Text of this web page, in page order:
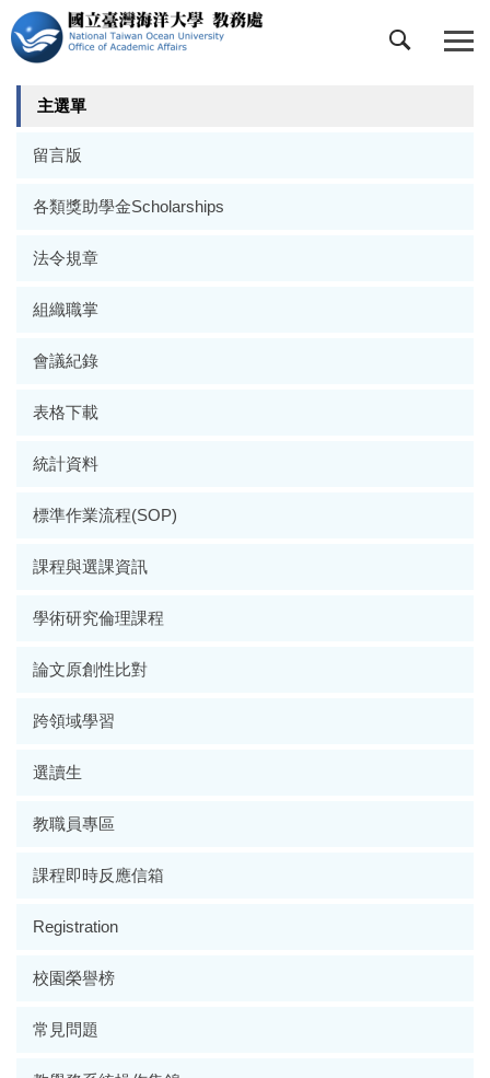
跳
到
主
要
主選單
留言版
各類獎助學金Scholarships
法令規章
組織職掌
會議紀錄
表格下載
統計資料
標準作業流程(SOP)
課程與選課資訊
學術研究倫理課程
論文原創性比對
跨領域學習
選讀生
教職員專區
課程即時反應信箱
Registration
校園榮譽榜
常見問題